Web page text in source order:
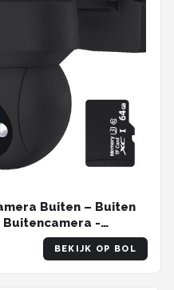
Buiten – Buiten
Buitencamera -
- Met WiFi en APP -
BEKIJK OP BOL